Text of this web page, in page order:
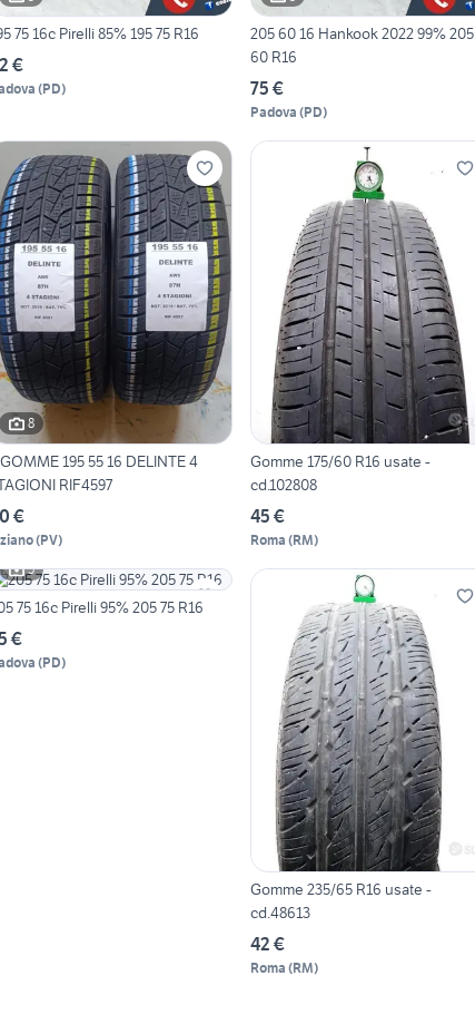
195 75 16c Pirelli 85% 195 75 R16
€
(PD)
205 60 16 Hankook 2022 99% 205
60 R16
75 €
Padova (PD)
8
195 55 16 DELINTE 4
RIF4597
€
(PV)
Gomme 175/60 R16 usate -
cd.102808
45 €
Roma (RM)
5
205 75 16c Pirelli 95% 205 75 R16
€
(PD)
Gomme 235/65 R16 usate -
cd.48613
42 €
Roma (RM)